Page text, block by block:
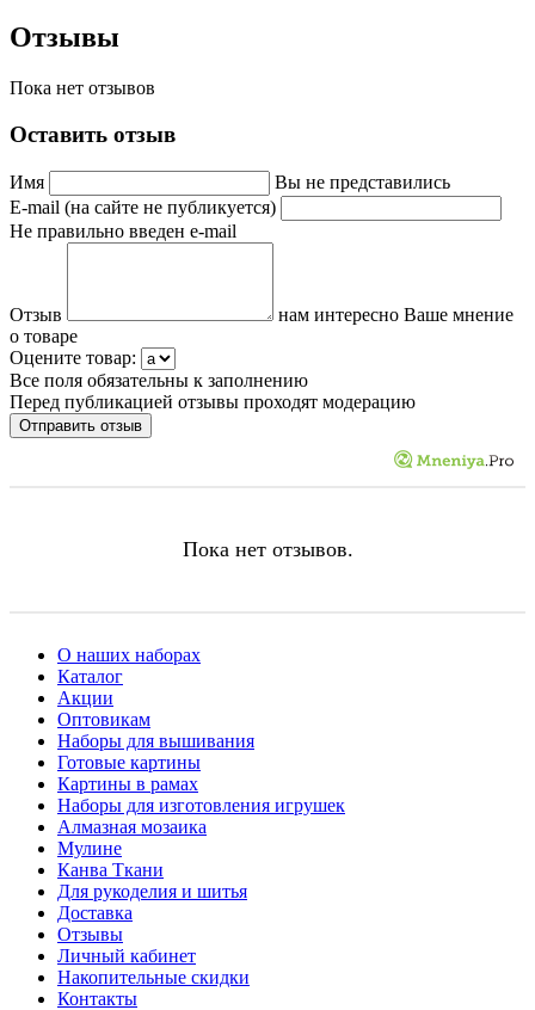
Отзывы
Пока нет отзывов
Оставить отзыв
Имя
Вы не представились
E-mail (на сайте не публикуется)
Не правильно введен e-mail
Отзыв
нам интересно Ваше мнение
о товаре
Оцените товар:
Все поля обязательны к заполнению
Перед публикацией отзывы проходят модерацию
Пока нет отзывов.
О наших наборах
Каталог
Акции
Оптовикам
Наборы для вышивания
Готовые картины
Картины в рамах
Наборы для изготовления игрушек
Алмазная мозаика
Мулине
Канва Ткани
Для рукоделия и шитья
Доставка
Отзывы
Личный кабинет
Накопительные скидки
Контакты